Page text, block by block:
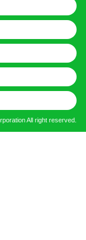
All right reserved.